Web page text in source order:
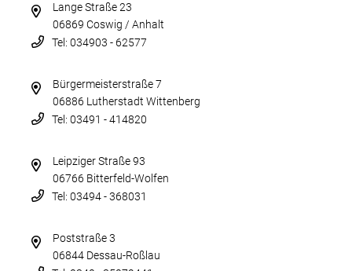
Lange Straße 23
06869 Coswig / Anhalt
Tel: 034903 - 62577
Bürgermeisterstraße 7
06886 Lutherstadt Wittenberg
Tel: 03491 - 414820
Leipziger Straße 93
06766 Bitterfeld-Wolfen
Tel: 03494 - 368031
Poststraße 3
06844 Dessau-Roßlau